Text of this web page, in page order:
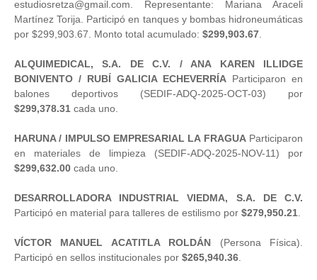
estudiosretza@gmail.com. Representante: Mariana Araceli
Martínez Torija. Participó en tanques y bombas hidroneumáticas
por $299,903.67. Monto total acumulado: $299,903.67
ALQUIMEDICAL, S.A. DE C.V. / ANA KAREN ILLIDGE
BONIVENTO / RUBÍ GALICIA ECHEVERRÍA Participaron en
balones deportivos (SEDIF-ADQ-2025-OCT-03) por
$299,378.31 cada uno.
HARUNA / IMPULSO EMPRESARIAL LA FRAGUAParticiparon
en materiales de limpieza (SEDIF-ADQ-2025-NOV-11) por
$299,632.00 cada uno.
DESARROLLADORA INDUSTRIAL VIEDMA, S.A. DE C.V.
Participó en material para talleres de estilismo por $279,950.21
VÍCTOR MANUEL ACATITLA ROLDÁN (Persona Física).
Participó en sellos institucionales por $265,940.36